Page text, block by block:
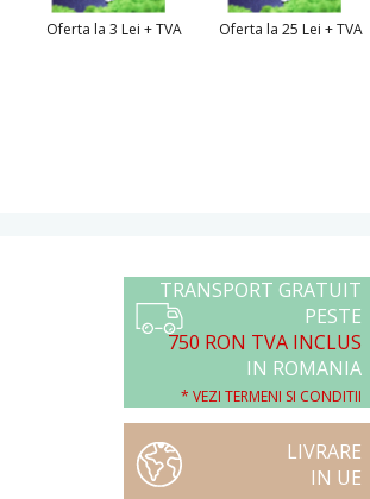
Oferta la 3 Lei + TVA Oferta la 25 Lei + TVA
TRANSPORT GRATUIT
PESTE
750 RON TVA INCLUS
IN ROMANIA
* VEZI TERMENI SI CONDITII
LIVRARE
IN UE